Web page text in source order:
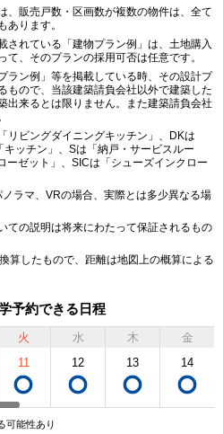
、販売戸数・区画数が複数の物件は、全て
あります。
されている「建物プラン例」は、土地購入
、そのプランの採用可否は任意です。
ラン例」等を掲載している時、その設計プ
もので、当該建築請負会社以外で建築した
出来るとは限りません。また建築請負会社
リビングダイニングキッチン」、DKは
キッチン」、Sは「納戸・サービスルー
ーゼット」、SICは「シューズインクロー
ラマ、VRの場合、実際とは多少異なる場
ての説明は将来にわたって保証されるもの
算したもので、距離は地図上の概算による
予約できる日程
火
11
水
12
木
13
金
14
可能性あり